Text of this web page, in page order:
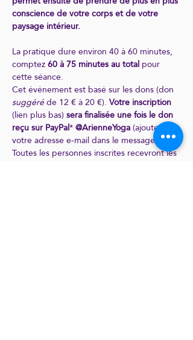
conscience de votre corps et de votre
paysage intérieur.
La pratique dure environ 40 à 60 minutes,
comptez 60 à 75 minutes au total pour
cette séance.
Cet événement est basé sur les dons (don
suggéré de 12 € à 20 €). Votre inscription
(lien plus bas) sera finalisée une fois le don
reçu sur PayPal* @ArienneYoga (ajoutez
votre adresse e-mail dans le message).
Toutes les personnes inscrites recevront les